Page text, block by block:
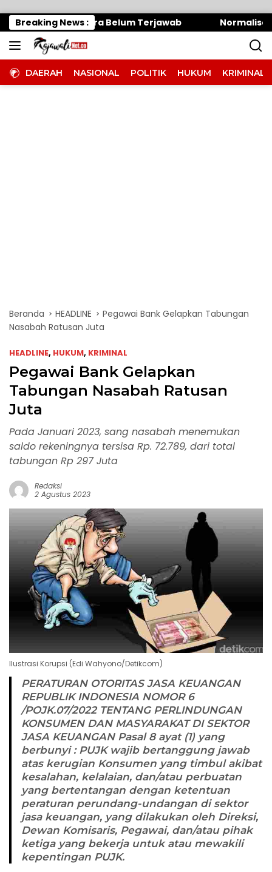
Breaking News :
Panitera Belum Terjawab Normalisasi
DAERAH NASIONAL POLITIK HUKUM KRIMINAL
Beranda HEADLINE
Pegawai Bank Gelapkan Tabungan
Nasabah Ratusan Juta
HEADLINE, HUKUM, KRIMINAL
Pegawai Bank Gelapkan
Tabungan Nasabah Ratusan
Juta
Pada Januari 2023, sang nasabah menemukan
saldo rekeningnya tersisa Rp. 72.789, dari total
tabungan Rp 297 Juta
Redaksi
2 Agustus 2023
Ilustrasi Korupsi (Edi Wahyono/Detikcom)
PERATURAN OTORITAS JASA KEUANGAN
REPUBLIK INDONESIA NOMOR 6
/POJK.07/2022 TENTANG PERLINDUNGAN
KONSUMEN DAN MASYARAKAT DI SEKTOR
JASA KEUANGANPasal 8 ayat (1) yang
berbunyi: PUJK wajib bertanggung jawab
atas kerugian Konsumen yang timbul akibat
kesalahan, kelalaian, dan/atau perbuatan
yang bertentangan dengan ketentuan
peraturan perundang-undangan di sektor
jasa keuangan, yang dilakukan oleh Direksi,
Dewan Komisaris, Pegawai, dan/atau pihak
ketiga yang bekerja untuk atau mewakili
kepentingan PUJK.